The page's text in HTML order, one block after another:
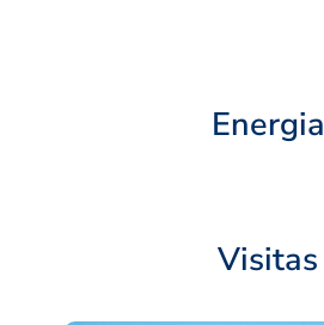
Energia
Visitas